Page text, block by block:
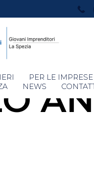
PER LE IMPRESE
NEWS